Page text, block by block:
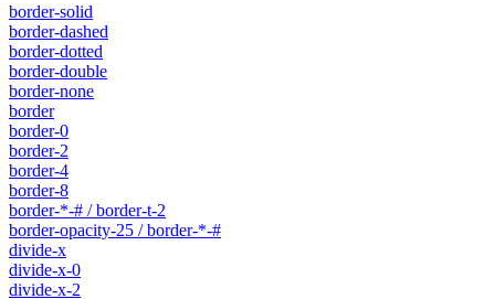
border-solid
border-dashed
border-dotted
border-double
border-none
border
border-0
border-2
border-4
border-8
border-*-# / border-t-2
border-opacity-25 / border-*-#
divide-x
divide-x-0
divide-x-2